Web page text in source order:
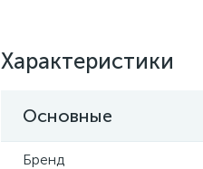
Характеристики
Основные
Бренд